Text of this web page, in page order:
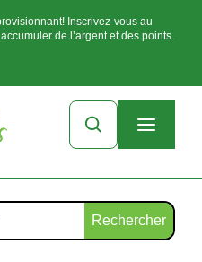
Inscrivez-vous au
de l’argent et des points.
Rechercher